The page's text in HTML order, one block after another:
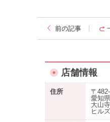
前の記事
店舗情報
住所
〒
愛知
大山
ヒル